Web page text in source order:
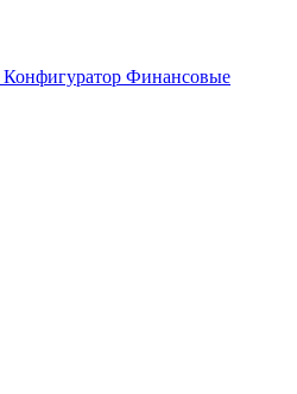
Конфигуратор Финансовые